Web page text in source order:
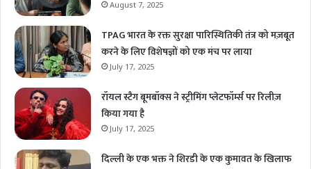
August 7, 2025
TPAG भारत के रक्त सुरक्षा पारिस्थितिकी तंत्र को मज़बूत
करने के लिए विशेषज्ञों को एक मंच पर लाया
July 17, 2025
रॉयल स्टैग बूमबॉक्स ने स्ट्रीमिंग प्लेटफॉर्म्स पर रिलीज़
किया गया है
July 17, 2025
दिल्ली के एक भक्त ने शिरडी के एक कुमावत के खिलाफ